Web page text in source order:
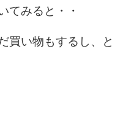
てみると・・
買い物もするし、と